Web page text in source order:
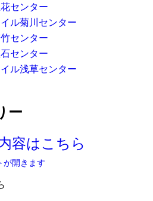
センター
ル菊川センター
センター
センター
ル浅草センター
ー
容はこちら
が開きます